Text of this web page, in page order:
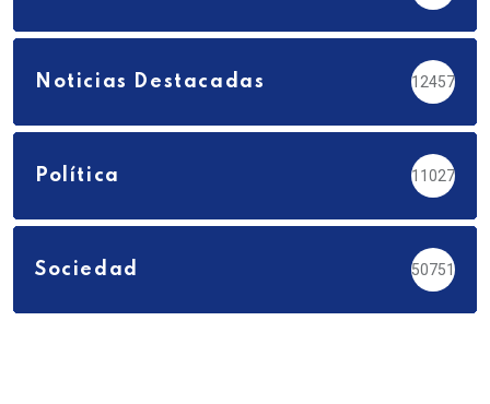
Noticias Destacadas 12457
Política 11027
Sociedad 50751